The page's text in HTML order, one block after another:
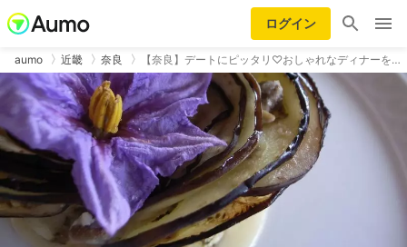
ログイン
aumo 近畿 奈良 【奈良】デートにピッタリ♡おしゃれなディナーを…